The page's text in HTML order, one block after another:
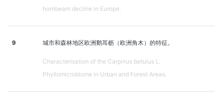
hornbeam decline in Europe.
9 城市和森林地区欧洲鹅耳枥（欧洲角木）的特征。
Characterisation of the Carpinus betulus L.
Phyllomicrobiome in Urban and Forest Areas.